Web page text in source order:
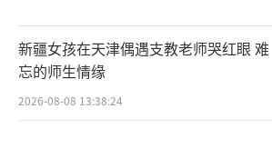
新疆女孩在天津偶遇支教老师哭红眼 难
忘的师生情缘
2026-08-08 13:38:24